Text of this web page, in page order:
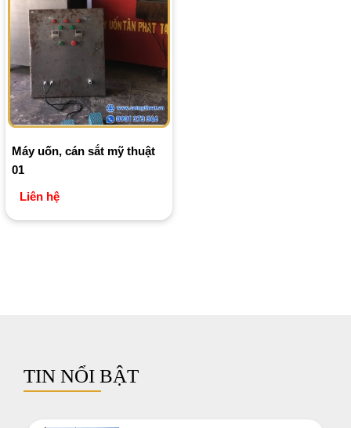
Máy uốn, cán sắt mỹ thuật
01
Liên hệ
TIN NỔI BẬT